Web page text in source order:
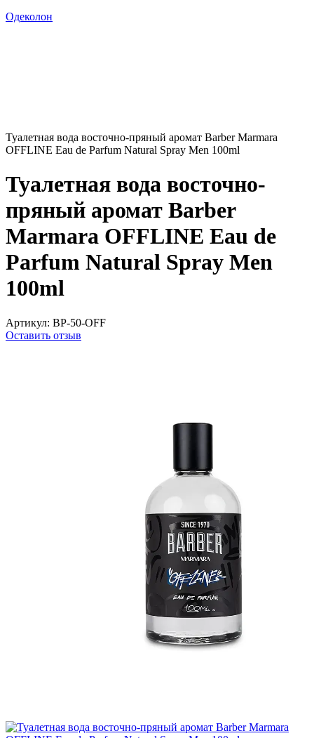
Одеколон
Туалетная вода восточно-пряный аромат Barber Marmara
OFFLINE Eau de Parfum Natural Spray Men 100ml
Туалетная вода восточно-
пряный аромат Barber
Marmara OFFLINE Eau de
Parfum Natural Spray Men
100ml
Артикул: BP-50-OFF
Оставить отзыв